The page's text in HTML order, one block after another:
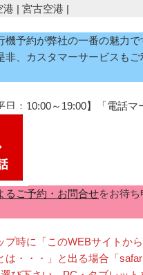
| 宮古空港 |
機予約が弊社の一番の魅力
非、カスタマーサービスもご
日：10:00～19:00】「電話マ
るご予約・お問合せをお待
プ時に「このWEBサイトか
は・・・」と出る場合「